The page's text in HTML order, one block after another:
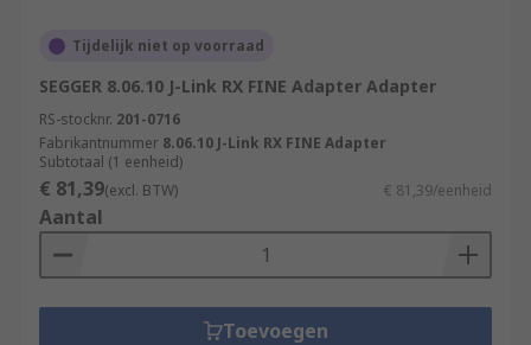
Tijdelijk niet op voorraad
SEGGER 8.06.10 J-Link RX FINE Adapter Adapter
RS-stocknr. 201-0716
Fabrikantnummer 8.06.10 J-Link RX FINE Adapter
Subtotaal (1 eenheid)
€ 81,39(excl. BTW) € 81,39/eenheid
Aantal
Toevoegen